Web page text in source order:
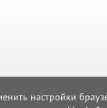
настройки